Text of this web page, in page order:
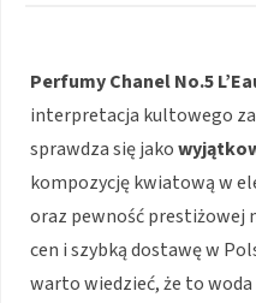
Perfumy Chanel No.5
interpretacja kultowego
sprawdza się jako
kompozycję kwiatową w
oraz pewność prestiżowej
cen i szybką dostawę w
warto wiedzieć, że to